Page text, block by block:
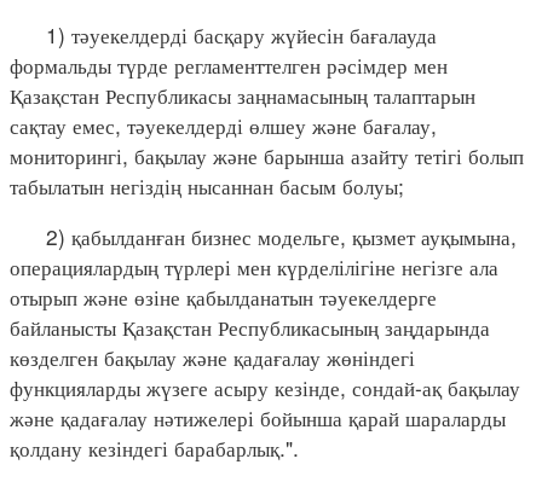
1) тәуекелдерді басқару жүйесін бағалауда
формальды түрде регламенттелген рәсімдер мен
Қазақстан Республикасы заңнамасының талаптарын
сақтау емес, тәуекелдерді өлшеу және бағалау,
мониторингі, бақылау және барынша азайту тетігі болып
табылатын негіздің нысаннан басым болуы;
2) қабылданған бизнес модельге, қызмет ауқымына,
операциялардың түрлері мен күрделілігіне негізге ала
отырып және өзіне қабылданатын тәуекелдерге
байланысты Қазақстан Республикасының заңдарында
көзделген бақылау және қадағалау жөніндегі
функцияларды жүзеге асыру кезінде, сондай-ақ бақылау
және қадағалау нәтижелері бойынша қарай шараларды
қолдану кезіндегі барабарлық.".